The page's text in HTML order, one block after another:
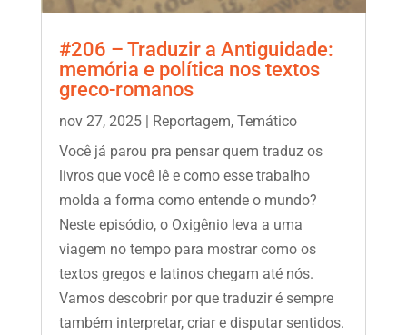
#206 – Traduzir a Antiguidade:
memória e política nos textos
greco-romanos
nov 27, 2025| Reportagem, Temático
Você já parou pra pensar quem traduz os
livros que você lê e como esse trabalho
molda a forma como entende o mundo?
Neste episódio, o Oxigênio leva a uma
viagem no tempo para mostrar como os
textos gregos e latinos chegam até nós.
Vamos descobrir por que traduzir é sempre
também interpretar, criar e disputar sentidos.